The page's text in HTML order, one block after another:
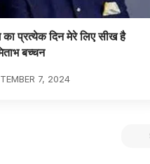
का प्रत्येक दिन मेरे लिए सीख है
बच्चन
7, 2024